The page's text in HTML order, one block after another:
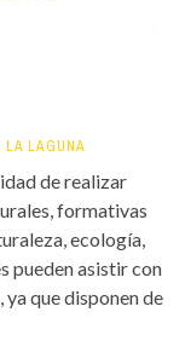
LAGUNA
de realizar
formativas
ecología,
pueden asistir con
que disponen de